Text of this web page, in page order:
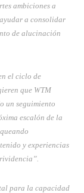
ambiciones a
a consolidar
de alucinación
el ciclo de
que WTM
un seguimiento
escalón de la
y experiencias
para la capacidad